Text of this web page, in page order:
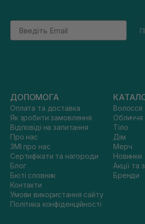
Email
ДОПОМОГА
Оплата та доставка
Як зробити замовлення
Відповіді на запитання
Про нас
ЗМІ про нас
Сертифікати та нагороди
Блог
Бюті словник
Контакти
Умови використання сайту
Політика конфіденційності
Волосся
Обличчя
Тіло
Дім
Мерч
Новинки
Акції та
Бренди